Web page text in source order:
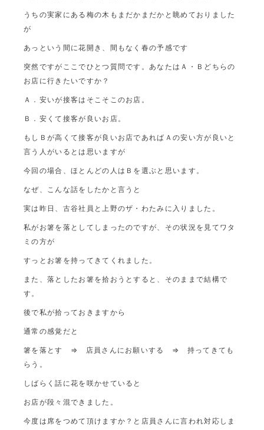
うちの実家にある梅の木もまだかまだかと眺めておりました
が
あっという間に花開き、間もなく春の予感です
突然ですがここでひとつ質問です。あなたはＡ・Ｂどちらの
お店に行きたいですか？
Ａ．安いが接客はそこそこのお店。
Ｂ．安くて接客が良いお店。
もしＢが高くて接客が良いお店であればＡの安い方が良いと
言う人がいるとは思いますが
今回の場合、ほとんどの人はＢを選ぶと思います。
なぜ、こんな話をしたかと言うと
実は昨日、古谷社員と上野のザ・わたみに入りました。
私がお箸を落としてしまったのですが、その状況を見てワタ
ミの方が
すっとお箸を持ってきてくれました。
また、落としたお箸を拾おうとすると、そのままで結構で
す。
後で私が拾っておきますから
通常の感覚だと
箸を落とす ⇒ 店員さんにお願いする ⇒ 持ってきても
らう。
しばらく話に花を咲かせていると
お店が段々混できました。
今度は席をつめて頂けますか？と店員さんに言われ対応しま